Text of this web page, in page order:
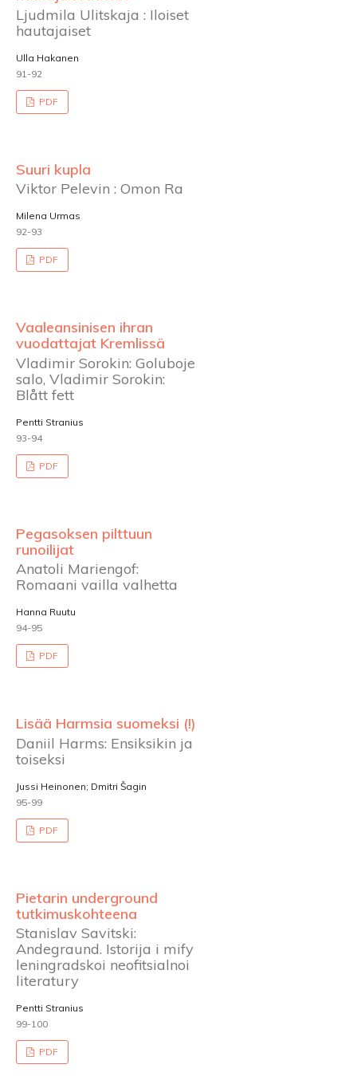
Ljudmila Ulitskaja : Iloiset
hautajaiset
Ulla Hakanen
91-92
PDF
Suuri kupla
Viktor Pelevin : Omon Ra
Milena Urmas
92-93
PDF
Vaaleansinisen ihran
vuodattajat Kremlissä
Vladimir Sorokin: Goluboje
salo, Vladimir Sorokin:
Blått fett
Pentti Stranius
93-94
PDF
Pegasoksen pilttuun
runoilijat
Anatoli Mariengof:
Romaani vailla valhetta
Hanna Ruutu
94-95
PDF
Lisää Harmsia suomeksi (!)
Daniil Harms: Ensiksikin ja
toiseksi
Jussi Heinonen; Dmitri Šagin
95-99
PDF
Pietarin underground
tutkimuskohteena
Stanislav Savitski:
Andegraund. Istorija i mify
leningradskoi neofitsialnoi
literatury
Pentti Stranius
99-100
PDF